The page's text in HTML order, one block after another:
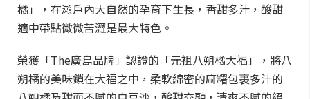
橘」，在瀨戶內大自然的孕育下生長，香甜多汁，酸甜
適中帶點微微苦澀是最大特色。
榮獲「The廣島品牌」認證的「元祖八朔橘大福」，將八
朔橘的美味鎖在大福之中，柔軟綿密的麻糬包裹多汁的